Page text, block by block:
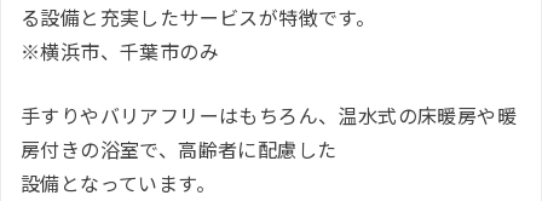
る設備と充実したサービスが特徴です。
※横浜市、千葉市のみ
手すりやバリアフリーはもちろん、温水式の床暖房や暖
房付きの浴室で、高齢者に配慮した
設備となっています。